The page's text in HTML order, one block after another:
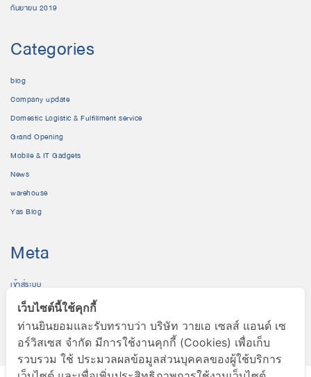
กันยายน 2019
Categories
blog
Company update
Domestic Logistic & Fulfillment service
Grand Opening
Mobile & IT Gadgets
News
warehouse
Yas Blog
Meta
เข้าสู่ระบบ
เข้าฟีด
แสดงความเห็นฟีด
WordPress.org
เว็บไซต์นี้ใช้คุกกี้
ท่านยินยอมและรับทราบว่า บริษัท วายเอ เซลส์ แอนด์ เซ
อร์วิสเซส จำกัด มีการใช้งานคุกกี้ (Cookies) เพื่อเก็บ
รวบรวม ใช้ ประมวลผลข้อมูลส่วนบุคคลของผู้ใช้บริการ